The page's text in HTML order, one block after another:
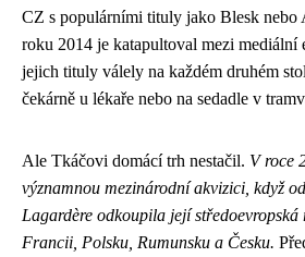
CZ s populárními tituly jako Blesk nebo
roku 2014 je katapultoval mezi mediální
jejich tituly válely na každém druhém
čekárně u lékaře nebo na sedadle v
Ale Tkáčovi domácí trh nestačil. V roce
významnou mezinárodní akvizici, když
Lagardère odkoupila její
Francii, Polsku, Rumunsku a Česku.